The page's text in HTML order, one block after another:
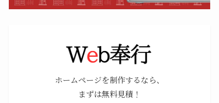
ホームページを制作するなら、
まずは無料見積！